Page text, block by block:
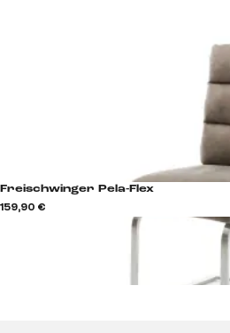
Freischwinger Pela-Flex
159,90 €